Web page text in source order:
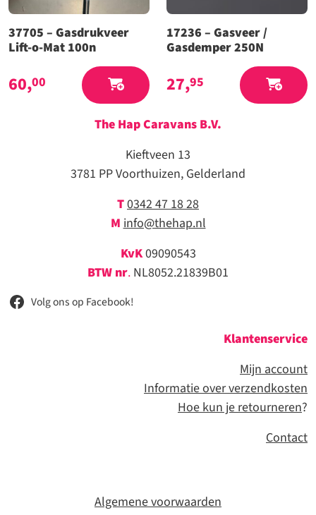
37705 – Gasdrukveer
Lift-o-Mat 100n
60,00
17236 – Gasveer /
Gasdemper 250N
27,95
The Hap Caravans B.V.
Kieftveen 13
3781 PP Voorthuizen, Gelderland
T0342 47 18 28
M info@thehap.nl
KvK09090543
BTW nr. NL8052.21839B01
Volg ons op Facebook!
Klantenservice
Mijn account
Informatie over verzendkosten
Hoe kun je retourneren?
Contact
Algemene voorwaarden